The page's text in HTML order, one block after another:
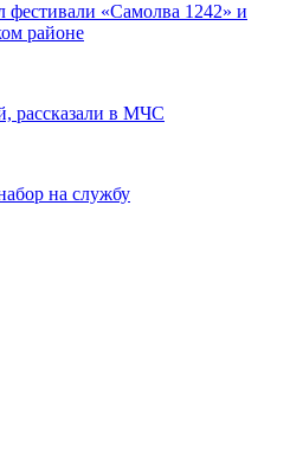
«Самолва 1242» и
районе
рассказали в МЧС
на службу